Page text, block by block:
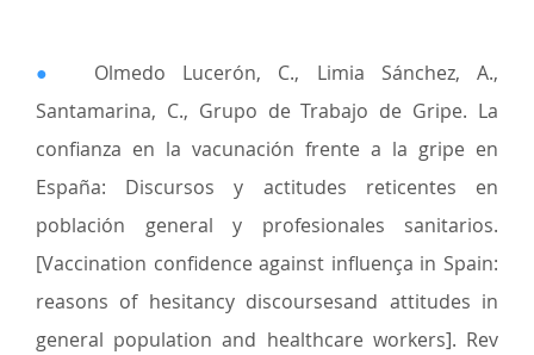
● Olmedo Lucerón, C., Limia Sánchez, A.,
Santamarina, C., Grupo de Trabajo de Gripe. La
confianza en la vacunación frente a la gripe en
España: Discursos y actitudes reticentes en
población general y profesionales sanitarios.
[Vaccination confidence against influença in Spain:
reasons of hesitancy discoursesand attitudes in
general population and healthcare workers]. Rev